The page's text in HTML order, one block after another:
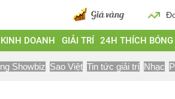
KINH DOANH GIẢI TRÍ 24H THÍCH
Showbiz Sao Việt Tin tức giải trí Nhạc